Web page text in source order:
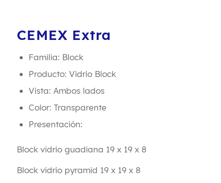
CEMEX Extra
Familia: Block
Producto: Vidrio Block
Vista: Ambos lados
Color: Transparente
Presentación:
Block vidrio guadiana 19 x 19 x 8
Block vidrio pyramid 19 x 19 x 8